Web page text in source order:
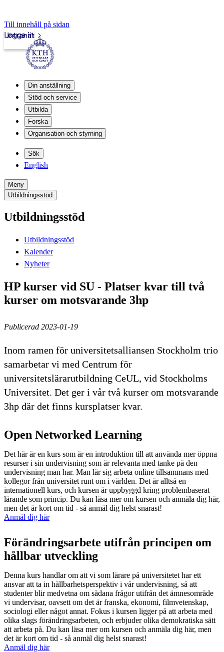
Till innehåll på sidan
Intranät
Logga in
Din anställning
Stöd och service
Utbilda
Forska
Organisation och styrning
Sök
English
Meny
Utbildningsstöd
Utbildningsstöd
Utbildningsstöd
Kalender
Nyheter
HP kurser vid SU - Platser kvar till två
kurser om motsvarande 3hp
Publicerad 2023-01-19
Inom ramen för universitetsalliansen Stockholm trio
samarbetar vi med Centrum för
universitetslärarutbildning CeUL, vid Stockholms
Universitet. Det ger i vår två kurser om motsvarande
3hp där det finns kursplatser kvar.
Open Networked Learning
Det här är en kurs som är en introduktion till att använda mer öppna
resurser i sin undervisning som är relevanta med tanke på den
undervisning man har. Man lär sig arbeta online tillsammans med
kollegor från universitet runt om i världen. Det är alltså en
internationell kurs, och kursen är uppbyggd kring problembaserat
lärande som princip. Du kan läsa mer om kursen och anmäla dig här,
men det är kort om tid - så anmäl dig helst snarast!
Anmäl dig här
Förändringsarbete utifrån principen om
hållbar utveckling
Denna kurs handlar om att vi som lärare på universitetet har ett
ansvar att ta in hållbarhetsperspektiv i vår undervisning, så att
studenter blir medvetna om sådana frågor utifrån det ämnesområde
vi undervisar, oavsett om det är franska, ekonomi, filmvetenskap,
sociologi eller något annat. Fokus i kursen ligger på att arbeta med
olika slags förändringsarbeten, och erbjuder olika demokratiska sätt
att arbeta på. Du kan läsa mer om kursen och anmäla dig här, men
det är kort om tid - så anmäl dig helst snarast!
​​​​​​​Anmäl dig här​​​​​​​